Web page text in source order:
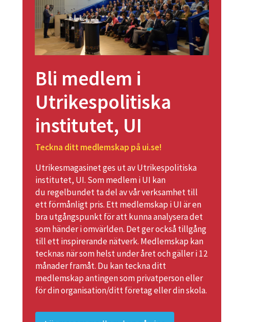
Bli medlem i
Utrikespolitiska
institutet, UI
Teckna ditt medlemskap på ui.se!
Utrikesmagasinet ges ut av Utrikespolitiska
institutet, UI. Som medlem i UI kan
du regelbundet ta del av vår verksamhet till
ett förmånligt pris. Ett medlemskap i UI är en
bra utgångspunkt för att kunna analysera det
som händer i omvärlden. Det ger också tillgång
till ett inspirerande nätverk. Medlemskap kan
tecknas när som helst under året och gäller i 12
månader framåt. Du kan teckna ditt
medlemskap antingen som privatperson eller
för din organisation/ditt företag eller din skola.